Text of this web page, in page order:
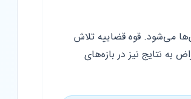
می‌شود. قوه قضاییه تلاش
به نتایج نیز در بازه‌های